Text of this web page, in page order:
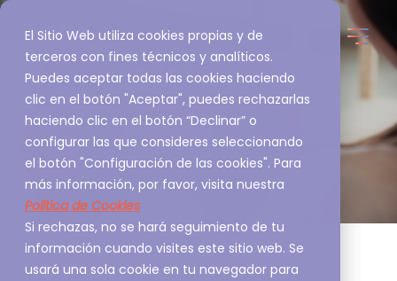
El Sitio Web utiliza cookies propias y de
terceros con fines técnicos y analíticos.
Puedes aceptar todas las cookies haciendo
clic en el botón "Aceptar", puedes rechazarlas
haciendo clic en el botón “Declinar” o
configurar las que consideres seleccionando
el botón "Configuración de las cookies". Para
más información, por favor, visita nuestra
Política de Cookies
Si rechazas, no se hará seguimiento de tu
información cuando visites este sitio web. Se
usará una sola cookie en tu navegador para